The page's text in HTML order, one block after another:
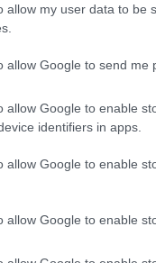
allow my user data to be
allow Google to send me
allow Google to enable
identifiers in apps.
allow Google to enable
allow Google to enable
φοιτητικών
αριθμός θέσεων
στα 737.500.000